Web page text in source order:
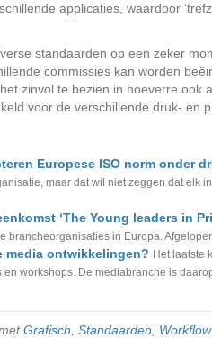
applicaties, waardoor
standaarden op een zeker
commissies kan worden
zinvol te bezien in hoeverre ook
voor de verschillende druk- en
Europese ISO norm onder
maar dat wil niet zeggen dat elk
‘The Young leaders in
brancheorganisaties in Europa.
media ontwikkelingen? Het laatste
workshops. De mediabranche is
Grafisch Standaarden